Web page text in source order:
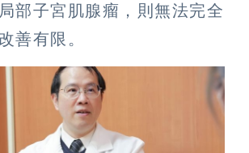
部子宮肌腺瘤，則無法完全
善有限。